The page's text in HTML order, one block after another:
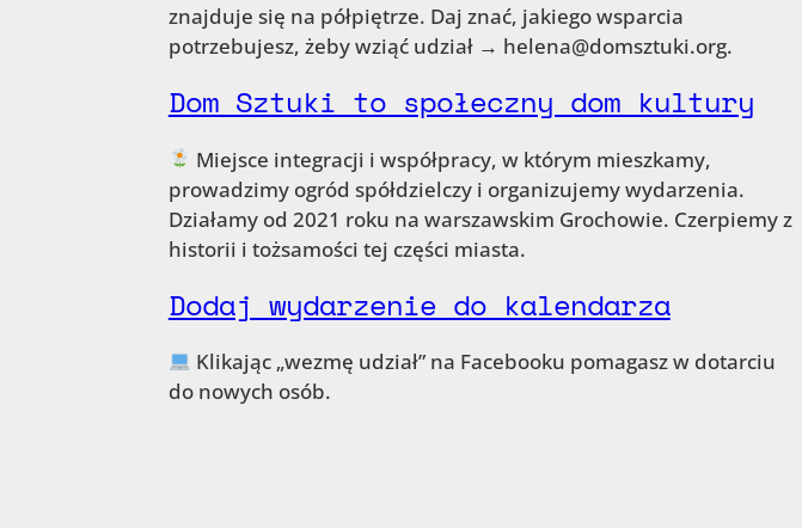
znajduje się na półpiętrze. Daj znać, jakiego wsparcia
potrzebujesz, żeby wziąć udział → helena@domsztuki.org.
Dom Sztuki to społeczny dom kultury
Miejsce integracji i współpracy, w którym mieszkamy,
prowadzimy ogród spółdzielczy i organizujemy wydarzenia.
Działamy od 2021 roku na warszawskim Grochowie. Czerpiemy z
historii i tożsamości tej części miasta.
Dodaj wydarzenie do kalendarza
Klikając „wezmę udział” na Facebooku pomagasz w dotarciu
do nowych osób.